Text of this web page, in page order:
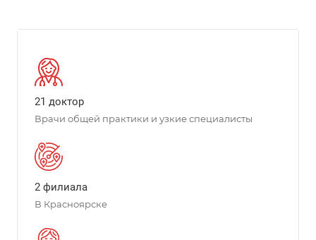
21 доктор
Врачи общей практики и узкие специалисты
2 филиала
В Красноярске